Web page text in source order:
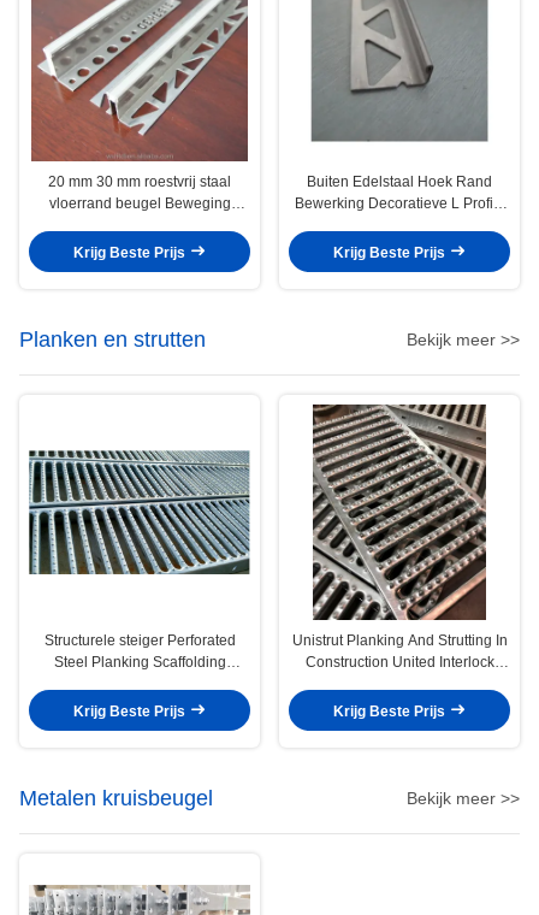
20 mm 30 mm roestvrij staal
vloerrand beugel Beweging
Krijg Beste Prijs
Buiten Edelstaal Hoek Rand
Bewerking Decoratieve L Profiel
Krijg Beste Prijs
Planken en strutten Bekijk meer >>
Structurele steiger Perforated
Steel Planking Scaffolding
Krijg Beste Prijs
Unistrut Planking And Strutting In
Construction United Interlock
Krijg Beste Prijs
Metalen kruisbeugel Bekijk meer >>